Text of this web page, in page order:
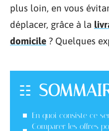
plus loin, en vous
déplacer, grâce à la
domicile ? Quelques
En quoi consiste ce
Comparer les offres